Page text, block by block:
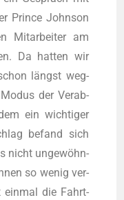
Prin­ce John­son
Mit­ar­bei­ter am
Da hat­ten wir
längst weg­
der Ver­ab­
ein wich­ti­ger
befand sich
nicht unge­wöhn­
so wenig ver­
ein­mal die Fahrt­